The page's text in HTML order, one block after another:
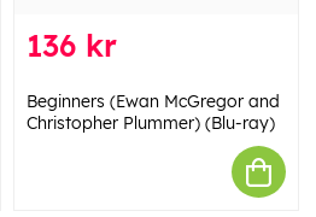
136 kr
Beginners (Ewan McGregor and
Christopher Plummer) (Blu-ray)